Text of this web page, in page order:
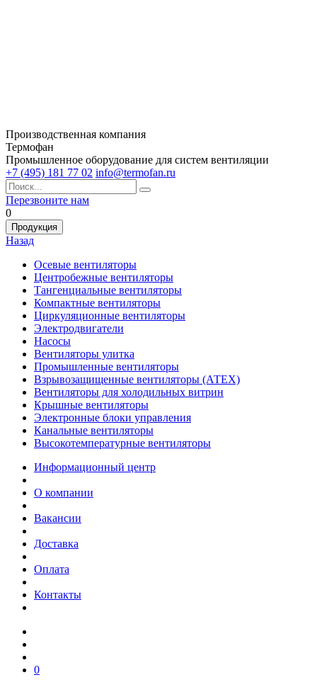
Производственная компания
Термофан
Промышленное оборудование для систем вентиляции
+7 (495) 181 77 02 info@termofan.ru
Перезвоните нам
0
Продукция
Назад
Осевые вентиляторы
Центробежные вентиляторы
Тангенциальные вентиляторы
Компактные вентиляторы
Циркуляционные вентиляторы
Электродвигатели
Насосы
Вентиляторы улитка
Промышленные вентиляторы
Взрывозащищенные вентиляторы (АТЕХ)
Вентиляторы для холодильных витрин
Крышные вентиляторы
Электронные блоки управления
Канальные вентиляторы
Высокотемпературные вентиляторы
Информационный центр
О компании
Вакансии
Доставка
Оплата
Контакты
0